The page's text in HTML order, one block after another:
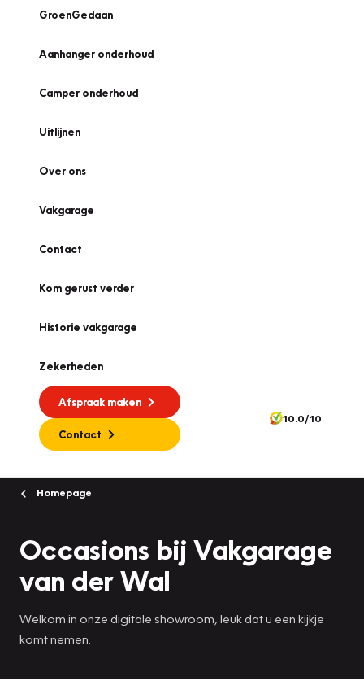
GroenGedaan
Aanhanger onderhoud
Camper onderhoud
Uitlijnen
Over ons
Vakgarage
Contact
Kom gerust verder
Historie vakgarage
Zekerheden
Afspraak maken
Contact
10.0/10
Homepage
Occasions bij Vakgarage
van der Wal
Welkom in onze digitale showroom, leuk dat u een kijkje
komt nemen.